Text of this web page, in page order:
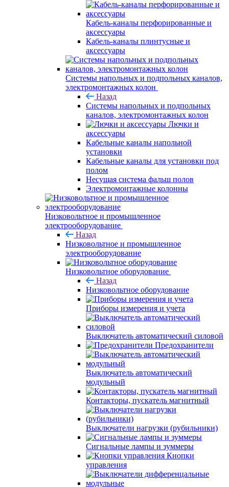
Кабель-каналы перфорированные и
аксессуары
Кабель-каналы плинтусные и
аксессуары
Системы напольных и подпольных каналов,
электромонтажных колон
Назад
Системы напольных и подпольных
каналов, электромонтажных колон
Лючки и
аксессуары
Кабельные каналы напольной
установки
Кабельные каналы для установки под
полом
Несущая система фальш полов
Электромонтажные колонны
Низковольтное и промышленное
электрооборудование
Назад
Низковольтное и промышленное
электрооборудование
Низковольтное оборудование
Назад
Низковольтное оборудование
Приборы измерения и учета
Выключатель автоматический силовой
Предохранители
Выключатель автоматический
модульный
Контакторы, пускатель магнитный
Выключатели нагрузки (рубильники)
Сигнальные лампы и зуммеры
Кнопки
управления